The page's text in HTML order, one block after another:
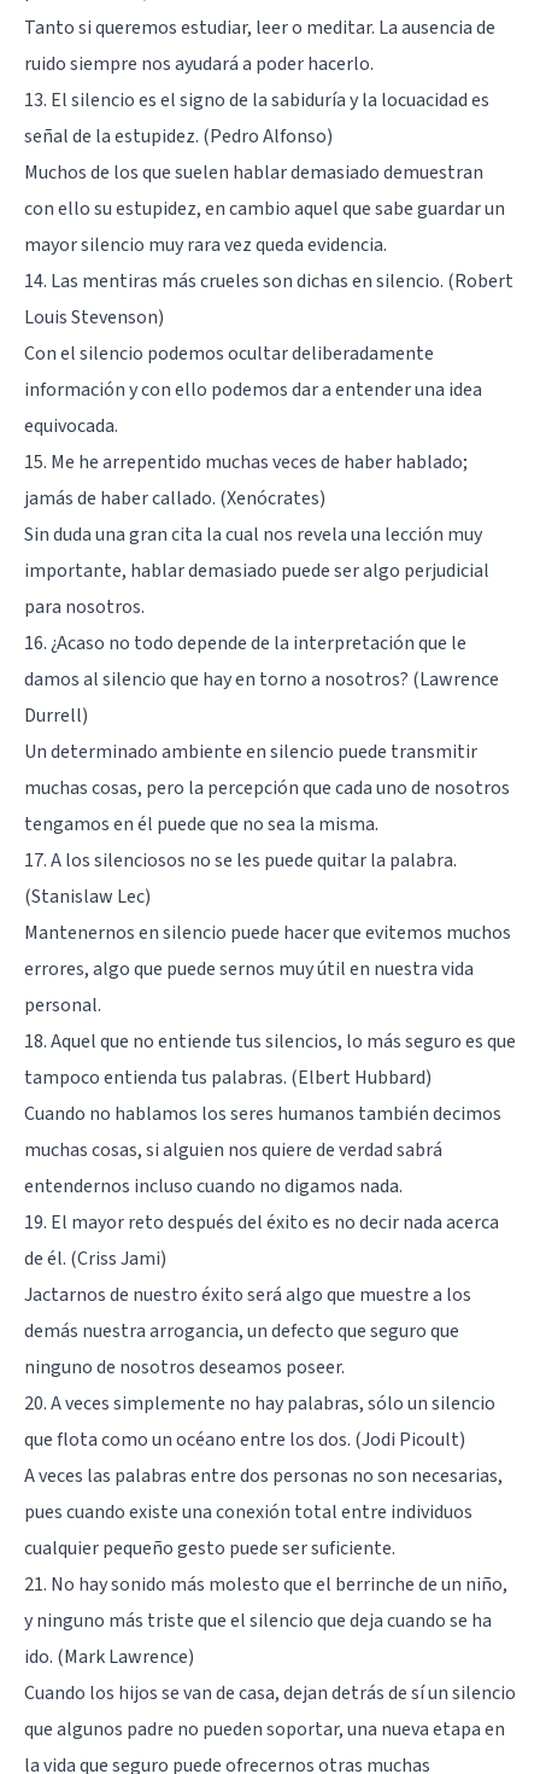
Tanto si queremos estudiar, leer o meditar. La ausencia de
ruido siempre nos ayudará a poder hacerlo.
13. El silencio es el signo de la sabiduría y la locuacidad es
señal de la estupidez. (Pedro Alfonso)
Muchos de los que suelen hablar demasiado demuestran
con ello su estupidez, en cambio aquel que sabe guardar un
mayor silencio muy rara vez queda evidencia.
14. Las mentiras más crueles son dichas en silencio. (Robert
Louis Stevenson)
Con el silencio podemos ocultar deliberadamente
información y con ello podemos dar a entender una idea
equivocada.
15. Me he arrepentido muchas veces de haber hablado;
jamás de haber callado. (Xenócrates)
Sin duda una gran cita la cual nos revela una lección muy
importante, hablar demasiado puede ser algo perjudicial
para nosotros.
16. ¿Acaso no todo depende de la interpretación que le
damos al silencio que hay en torno a nosotros? (Lawrence
Durrell)
Un determinado ambiente en silencio puede transmitir
muchas cosas, pero la percepción que cada uno de nosotros
tengamos en él puede que no sea la misma.
17. A los silenciosos no se les puede quitar la palabra.
(Stanislaw Lec)
Mantenernos en silencio puede hacer que evitemos muchos
errores, algo que puede sernos muy útil en nuestra vida
personal.
18. Aquel que no entiende tus silencios, lo más seguro es que
tampoco entienda tus palabras. (Elbert Hubbard)
Cuando no hablamos los seres humanos también decimos
muchas cosas, si alguien nos quiere de verdad sabrá
entendernos incluso cuando no digamos nada.
19. El mayor reto después del éxito es no decir nada acerca
de él. (Criss Jami)
Jactarnos de nuestro éxito será algo que muestre a los
demás nuestra arrogancia, un defecto que seguro que
ninguno de nosotros deseamos poseer.
20. A veces simplemente no hay palabras, sólo un silencio
que flota como un océano entre los dos. (Jodi Picoult)
A veces las palabras entre dos personas no son necesarias,
pues cuando existe una conexión total entre individuos
cualquier pequeño gesto puede ser suficiente.
21. No hay sonido más molesto que el berrinche de un niño,
y ninguno más triste que el silencio que deja cuando se ha
ido. (Mark Lawrence)
Cuando los hijos se van de casa, dejan detrás de sí un silencio
que algunos padre no pueden soportar, una nueva etapa en
la vida que seguro puede ofrecernos otras muchas